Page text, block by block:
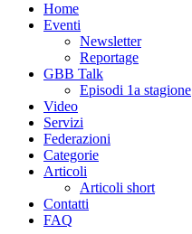
Home
Eventi
Newsletter
Reportage
GBB Talk
Episodi 1a stagione
Video
Servizi
Federazioni
Categorie
Articoli
Articoli short
Contatti
FAQ